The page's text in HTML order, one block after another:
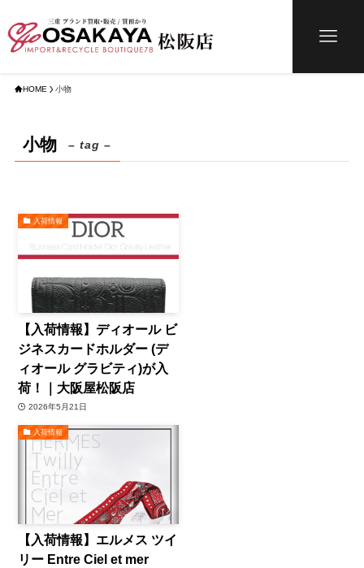
HOME 小物
小物 – tag –
入荷情報
【入荷情報】ディオール ビ
ジネスカードホルダー (デ
ィオール グラビティ)が入
荷！｜大阪屋松阪店
2026年5月21日
入荷情報
【入荷情報】エルメス ツイ
リー Entre Ciel et mer